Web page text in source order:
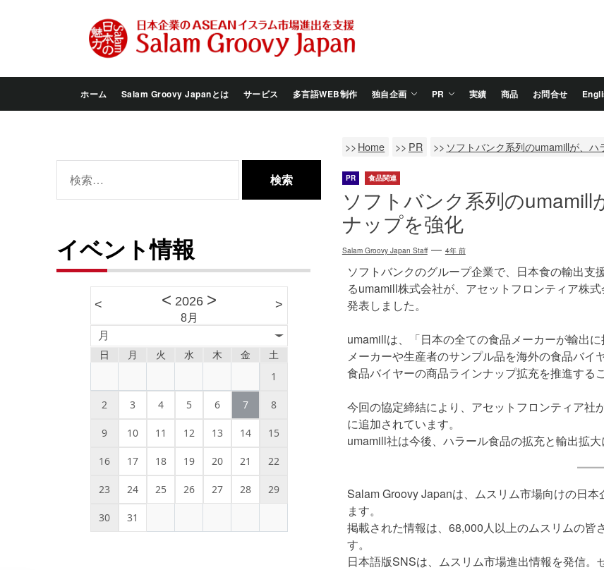
Groovy
Japan
ホーム Salam Groovy Japanとは サービス 多言語WEB制作 独自企画 PR 実績 商品 お問合せ
Home PR ソフトバンク系列のumamillが、
PR 食品関連
ソフトバンク系列の
ナップを強化
Salam Groovy Japan Staff 4年 前
ソフトバンクのグループ企業で、日本食の輸出
るumamill株式会社が、アセットフロンティア株
発表しました。
umamillは、「日本の全ての食品メーカーが輸出
メーカーや生産者のサンプル品を海外の食品バ
食品バイヤーの商品ラインナップ拡充を推進する
今回の協定締結により、アセットフロンティア
に追加されています。
umamill社は今後、ハラール食品の拡充と輸出拡
Salam Groovy Japanは、ムスリム市場向けの日
ます。
掲載された情報は、68,000人以上のムスリムの皆
す。
日本語版SNSは、ムスリム市場進出情報を発信。
索:
イベント情報
< < 2026 >
8月
>
月
日 月 火 水 木 金 土
1
2 3 4 5 6 7 8
9 10 11 12 13 14 15
16 17 18 19 20 21 22
23 24 25 26 27 28 29
30 31